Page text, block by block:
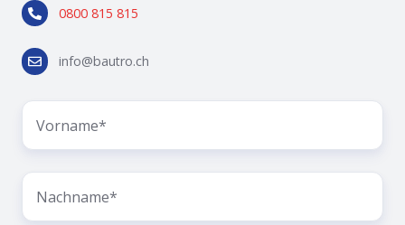
3
Baar
0800 815 815
0800
815
815
info@bautro.ch
info@bautro.ch